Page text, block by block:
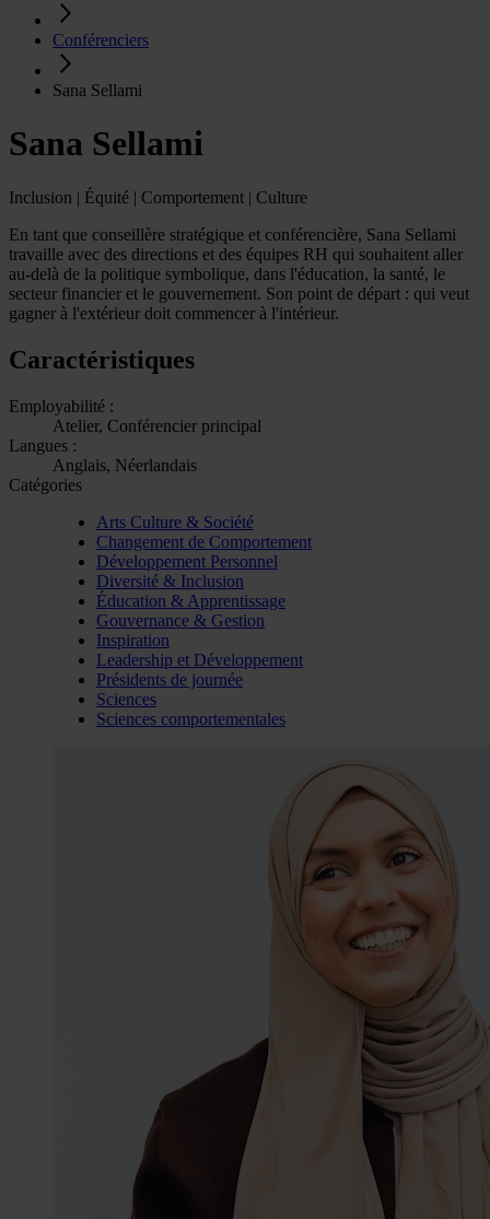
Conférenciers
Sana Sellami
Sana Sellami
Inclusion | Équité | Comportement | Culture
En tant que conseillère stratégique et conférencière, Sana Sellami
travaille avec des directions et des équipes RH qui souhaitent aller
au-delà de la politique symbolique, dans l'éducation, la santé, le
secteur financier et le gouvernement. Son point de départ : qui veut
gagner à l'extérieur doit commencer à l'intérieur.
Caractéristiques
Employabilité :
Atelier, Conférencier principal
Langues :
Anglais, Néerlandais
Catégories
Arts Culture & Société
Changement de Comportement
Développement Personnel
Diversité & Inclusion
Éducation & Apprentissage
Gouvernance & Gestion
Inspiration
Leadership et Développement
Présidents de journée
Sciences
Sciences comportementales